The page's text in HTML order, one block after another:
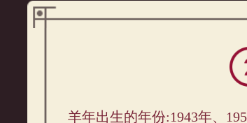
羊年出生的年份:1943年、